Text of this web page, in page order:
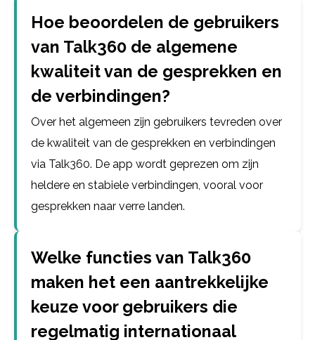
Hoe beoordelen de gebruikers
van Talk360 de algemene
kwaliteit van de gesprekken en
de verbindingen?
Over het algemeen zijn gebruikers tevreden over
de kwaliteit van de gesprekken en verbindingen
via Talk360. De app wordt geprezen om zijn
heldere en stabiele verbindingen, vooral voor
gesprekken naar verre landen.
Welke functies van Talk360
maken het een aantrekkelijke
keuze voor gebruikers die
regelmatig internationaal